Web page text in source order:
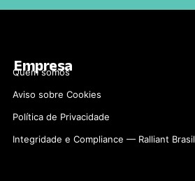
Empresa
Quem somos
Aviso sobre Cookies
Polí­tica de Privacidade
Integridade e Compliance — Ralliant Brasil